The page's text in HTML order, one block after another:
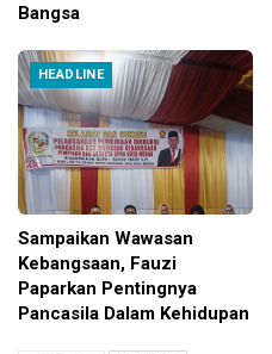
Bangsa
HEADLINE
Sampaikan Wawasan
Kebangsaan, Fauzi
Paparkan Pentingnya
Pancasila Dalam Kehidupan